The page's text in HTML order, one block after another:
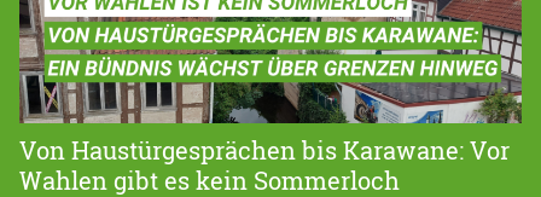
Von Haustürgesprächen bis Karawane: Vor
Wahlen gibt es kein Sommerloch